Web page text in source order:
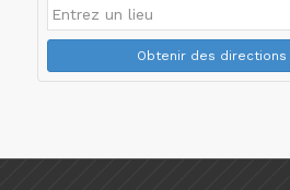
Obtenir des directions